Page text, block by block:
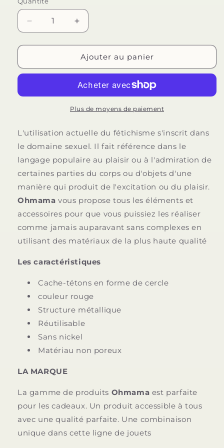
Quantité
Réduire
la
quantité
COUVRE-
FETISH
Augmenter
la
quantité
de
COUVRE-
OHMAMA
FETISH
RED
Ajouter au panier
Plus de moyens de paiement
L'utilisation actuelle du fétichisme s'inscrit dans
le domaine sexuel. Il fait référence dans le
langage populaire au plaisir ou à l'admiration de
certaines parties du corps ou d'objets d'une
manière qui produit de l'excitation ou du plaisir.
Ohmama vous propose tous les éléments et
accessoires pour que vous puissiez les réaliser
comme jamais auparavant sans complexes en
utilisant des matériaux de la plus haute qualité
Les caractéristiques
Cache-tétons en forme de cercle
couleur rouge
Structure métallique
Réutilisable
Sans nickel
Matériau non poreux
LA MARQUE
La gamme de produits Ohmama est parfaite
pour les cadeaux. Un produit accessible à tous
avec une qualité parfaite. Une combinaison
unique dans cette ligne de jouets